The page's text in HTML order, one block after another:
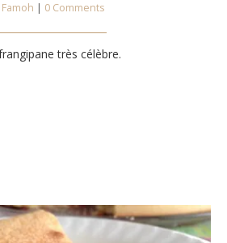
Famoh | 0 Comments
très célèbre.